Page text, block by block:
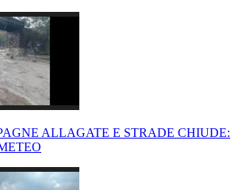
ALLAGATE E STRADE CHIUDE: